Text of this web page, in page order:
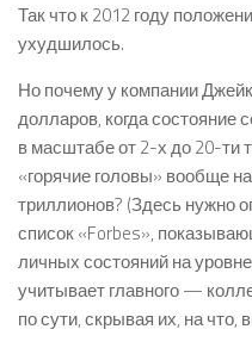
Так что к 2012 году
ухудшилось.
Но почему у компании
долларов, когда состояние
в масштабе от 2-х до 20-ти
«горячие головы» вообще
триллионов? (Здесь нужно
список «Forbes»,
личных состояний на
учитывает главного —
по сути, скрывая их, на что,